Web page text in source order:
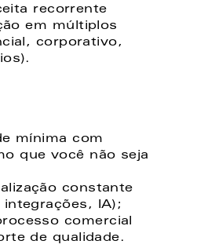
recorrente
em múltiplos
corporativo,
mínima com
que você não seja
constante
IA);
comercial
de qualidade.